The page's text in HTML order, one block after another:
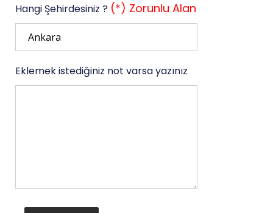
Hangi Şehirdesiniz ? (*) Zorunlu Alan
Eklemek istediğiniz not varsa yazınız